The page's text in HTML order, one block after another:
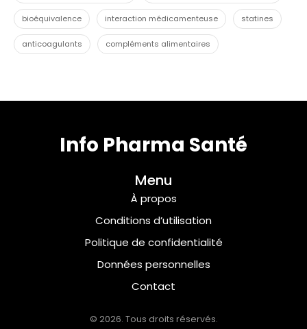
bioéquivalence interaction médicamenteuse statines
anticoagulants compléments alimentaires
Info Pharma Santé
Menu
À propos
Conditions d’utilisation
Politique de confidentialité
Données personnelles
Contact
© 2026. Tous droits réservés.